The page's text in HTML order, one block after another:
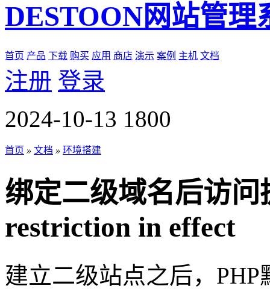
DESTOON网站管理
首页 产品 下载 购买 应用 商店 演示 案例 主机 文档
注册 登录
2024-10-13 1800
首页 » 文档 » 环境搭建
绑定二级域名后访问
restriction in effect
建立二级站点之后，